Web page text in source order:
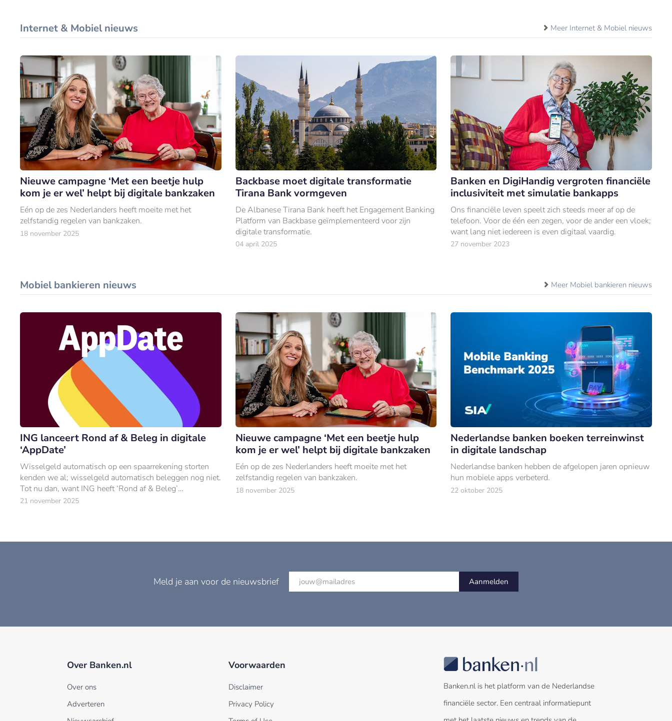
Internet & Mobiel nieuws Meer Internet & Mobiel nieuws
Nieuwe campagne ‘Met een beetje hulp
kom je er wel’ helpt bij digitale bankzaken
Eén op de zes Nederlanders heeft moeite met het
zelfstandig regelen van bankzaken.
18 november 2025
Backbase moet digitale transformatie
Tirana Bank vormgeven
De Albanese Tirana Bank heeft het Engagement Banking
Platform van Backbase geïmplementeerd voor zijn
digitale transformatie.
04 april 2025
Banken en DigiHandig vergroten financiële
inclusiviteit met simulatie bankapps
Ons financiële leven speelt zich steeds meer af op de
telefoon. Voor de één een zegen, voor de ander een vloek;
want lang niet iedereen is even digitaal vaardig.
27 november 2023
Mobiel bankieren nieuws Meer Mobiel bankieren nieuws
ING lanceert Rond af & Beleg in digitale
‘AppDate’
Wisselgeld automatisch op een spaarrekening storten
kenden we al; wisselgeld automatisch beleggen nog niet.
Tot nu dan, want ING heeft ‘Rond af & Beleg’
geïntroduceerd.
21 november 2025
Nieuwe campagne ‘Met een beetje hulp
kom je er wel’ helpt bij digitale bankzaken
Eén op de zes Nederlanders heeft moeite met het
zelfstandig regelen van bankzaken.
18 november 2025
Nederlandse banken boeken terreinwinst
in digitale landschap
Nederlandse banken hebben de afgelopen jaren opnieuw
hun mobiele apps verbeterd.
22 oktober 2025
Meld je aan voor de nieuwsbrief Aanmelden
Over Banken.nl
Over ons
Adverteren
Voorwaarden
Disclaimer
Privacy Policy
Banken.nl is het platform van de Nederlandse
financiële sector. Een centraal informatiepunt